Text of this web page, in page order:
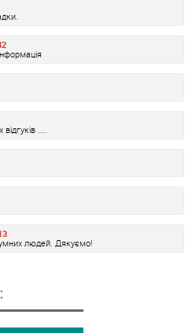
....
людей. Дякуємо!